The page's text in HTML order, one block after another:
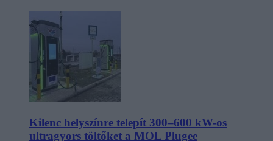
Kilenc helyszínre telepít 300–600 kW-os
ultragyors töltőket a MOL Plugee